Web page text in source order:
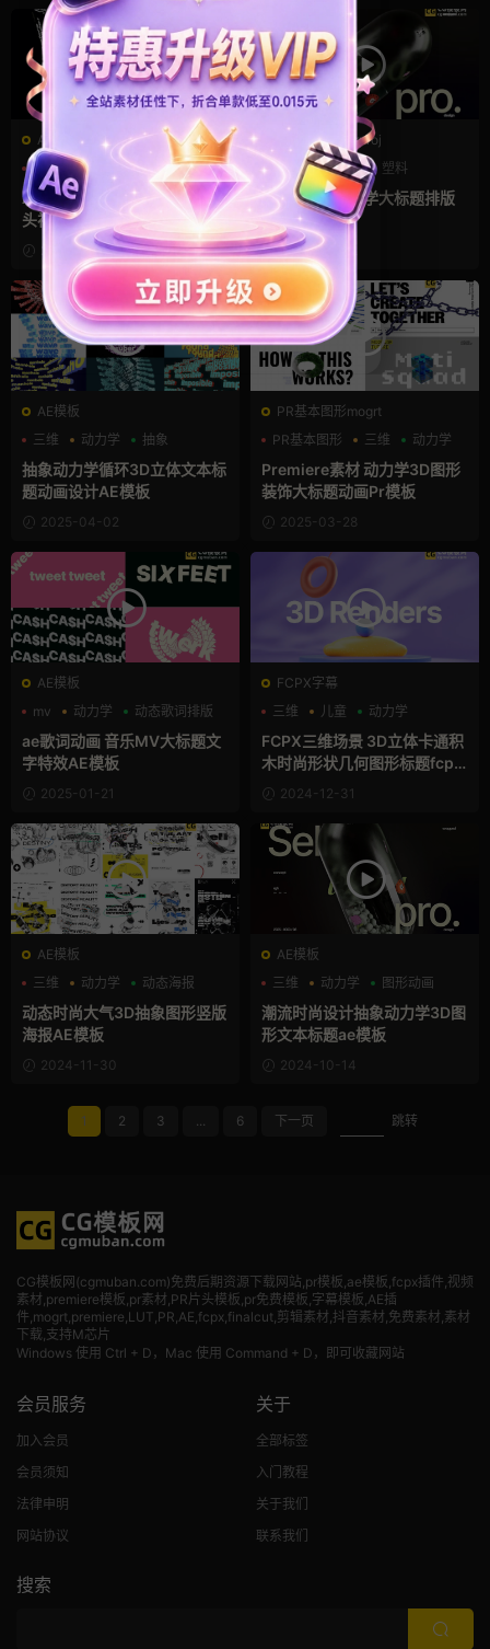
AE模板
LOGO动画
三维 动力学
Ae模板 动力学3D图形海报片
头视频开场
2025-05-08
PR工程模板prproj
三维
动力学 塑料
Pr模板 3D动力学大标题排版
2025-04-22
AE模板
三维
动力学 抽象
抽象动力学循环3D立体文本标
题动画设计AE模板
2025-04-02
PR基本图形mogrt
PR基本图形
三维 动力学
Premiere素材 动力学3D图形
装饰大标题动画Pr模板
2025-03-28
AE模板
mv
动力学 动态歌词排版
ae歌词动画 音乐MV大标题文
字特效AE模板
2025-01-21
FCPX字幕
三维
儿童 动力学
FCPX三维场景 3D立体卡通积
木时尚形状几何图形标题fcpx
插件2024-12-31
AE模板
三维
动力学 动态海报
动态时尚大气3D抽象图形竖版
海报AE模板
2024-11-30
AE模板
三维
动力学 图形动画
潮流时尚设计抽象动力学3D图
形文本标题ae模板
2024-10-14
1 2 3 ... 6 下一页 跳转
CG模板网(cgmuban.com)免费后期资源下载网站,pr模板,ae模板,fcpx插件,视频
素材,premiere模板,pr素材,PR片头模板,pr免费模板,字幕模板,AE插
件,mogrt,premiere,LUT,PR,AE,fcpx,finalcut,剪辑素材,抖音素材,免费素材,素材
下载,支持M芯片
Windows 使用 Ctrl + D，Mac 使用 Command + D，即可收藏网站
会员服务
加入会员
会员须知
法律申明
网站协议
关于
全部标签
入门教程
关于我们
联系我们
搜索